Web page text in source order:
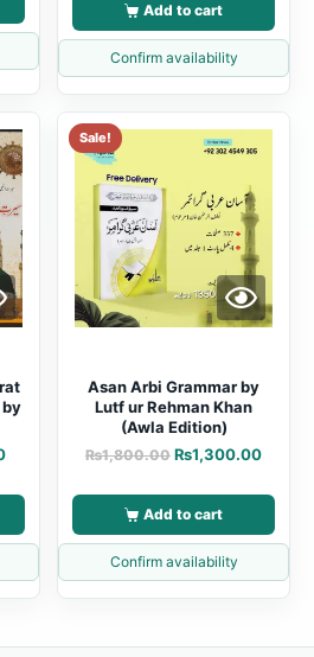
Add to cart
Confirm availability
by
Sale!
Asan Arbi Grammar by
Lutf ur Rehman Khan
(Awla Edition)
₨1,800.00 ₨1,300.00
Add to cart
Confirm availability